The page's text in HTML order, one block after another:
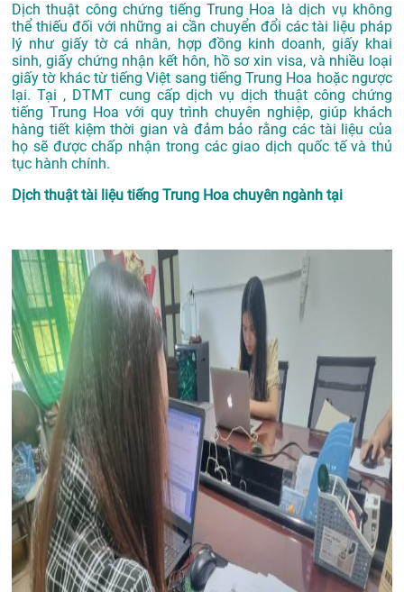
Dịch thuật công chứng tiếng Trung Hoa là dịch vụ không
thể thiếu đối với những ai cần chuyển đổi các tài liệu pháp
lý như giấy tờ cá nhân, hợp đồng kinh doanh, giấy khai
sinh, giấy chứng nhận kết hôn, hồ sơ xin visa, và nhiều loại
giấy tờ khác từ tiếng Việt sang tiếng Trung Hoa hoặc ngược
lại. Tại , DTMT cung cấp dịch vụ dịch thuật công chứng
tiếng Trung Hoa với quy trình chuyên nghiệp, giúp khách
hàng tiết kiệm thời gian và đảm bảo rằng các tài liệu của
họ sẽ được chấp nhận trong các giao dịch quốc tế và thủ
tục hành chính.
Dịch thuật tài liệu tiếng Trung Hoa chuyên ngành tại